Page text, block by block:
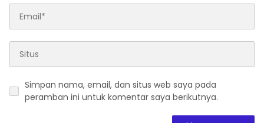
Simpan nama, email, dan situs web saya pada
peramban ini untuk komentar saya berikutnya.